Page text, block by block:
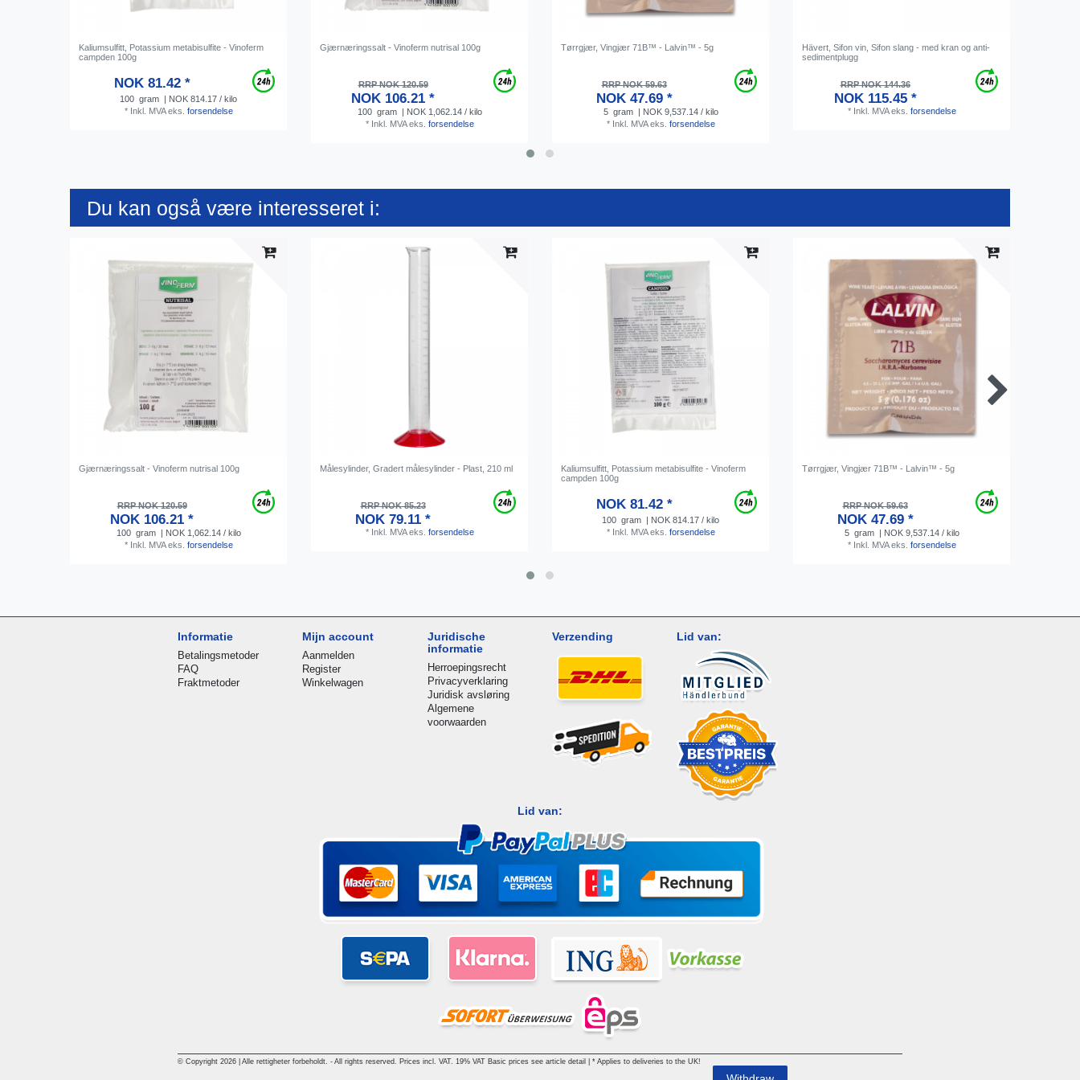
Kaliumsulfitt, Potassium metabisulfite - Vinoferm
campden 100g
NOK 81.42 *
100 gram | NOK 814.17 / kilo
* Inkl. MVAeks. forsendelse
Gjærnæringssalt - Vinoferm nutrisal 100g
RRP NOK 120.59
NOK 106.21 *
100 gram
| NOK 1,062.14 / kilo
* Inkl. MVAeks. forsendelse
Tørrgjær, Vingjær 71B™ - Lalvin™ - 5g
RRP NOK 59.63
NOK 47.69 *
5 gram
| NOK 9,537.14 / kilo
* Inkl. MVAeks. forsendelse
Hävert, Sifon vin, Sifon slang - med kran og anti-
sedimentplugg
RRP NOK 144.36
NOK 115.45 *
* Inkl. MVAeks. forsendelse
Du kan også være interesseret i:
Gjærnæringssalt - Vinoferm nutrisal 100g
RRP NOK 120.59
NOK 106.21 *
100 gram
| NOK 1,062.14 / kilo
* Inkl. MVAeks. forsendelse
Målesylinder, Gradert målesylinder - Plast, 210 ml
RRP NOK 85.23
NOK 79.11 *
* Inkl. MVAeks. forsendelse
Kaliumsulfitt, Potassium metabisulfite - Vinoferm
campden 100g
NOK 81.42 *
100 gram | NOK 814.17 / kilo
* Inkl. MVAeks. forsendelse
Tørrgjær, Vingjær 71B™ - Lalvin™ - 5g
RRP NOK 59.63
NOK 47.69 *
5 gram
| NOK 9,537.14 / kilo
* Inkl. MVAeks. forsendelse
Informatie
Betalingsmetoder
FAQ
Fraktmetoder
Mijn account
Aanmelden
Register
Winkelwagen
Juridische
informatie
Herroepingsrecht
Privacyverklaring
Juridisk avsløring
Algemene
voorwaarden
Verzending Lid van:
Lid van:
© Copyright 2026 | Alle rettigheter forbeholdt. - All rights reserved. Prices incl. VAT. 19% VAT Basic prices see article detail | * Applies to deliveries to the UK!